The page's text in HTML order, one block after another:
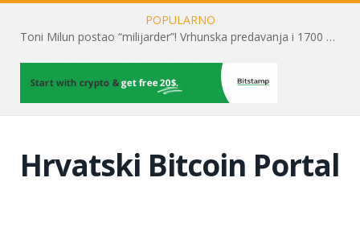
POPULARNO
Toni Milun postao “milijarder”! Vrhunska predavanja i 1700 posjetitelja obilježili su mjesec financijske pismenosti
Hrvatski Bitcoin Portal